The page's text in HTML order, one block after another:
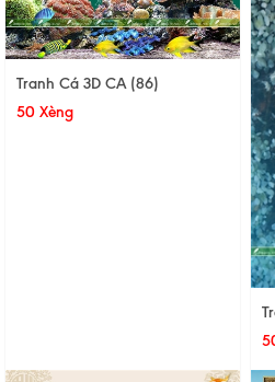
Tranh Cá 3D CA (86)
50 Xèng